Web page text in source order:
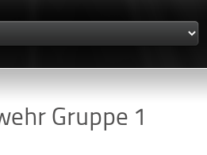
Gruppe 1